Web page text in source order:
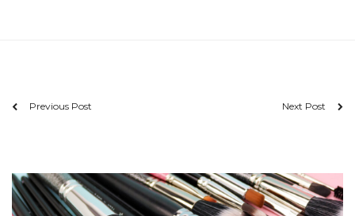
Previous Post Next Post